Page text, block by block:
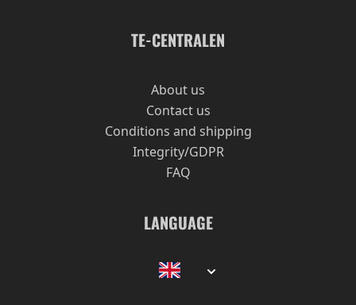
TE-CENTRALEN
About us
Contact us
Conditions and shipping
Integrity/GDPR
FAQ
LANGUAGE